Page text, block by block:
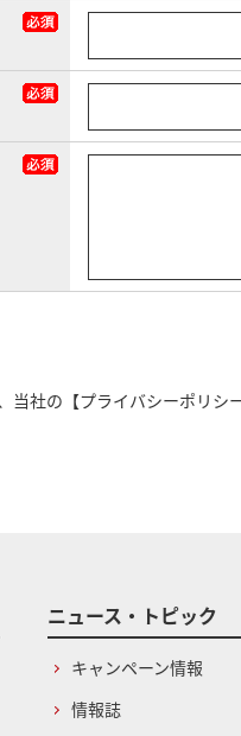
当社の 【プライバシーポリシ
ニュース・トピック
キャンペーン情報
情報誌